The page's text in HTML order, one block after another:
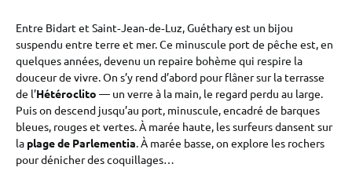
Entre Bidart et Saint‑Jean‑de‑Luz, Guéthary est un bijou
suspendu entre terre et mer. Ce minuscule port de pêche est, en
quelques années, devenu un repaire bohème qui respire la
douceur de vivre. On s’y rend d’abord pour flâner sur la terrasse
de l’Hétéroclito — un verre à la main, le regard perdu au large.
Puis on descend jusqu’au port, minuscule, encadré de barques
bleues, rouges et vertes. À marée haute, les surfeurs dansent sur
la plage de Parlementia. À marée basse, on explore les rochers
pour dénicher des coquillages…